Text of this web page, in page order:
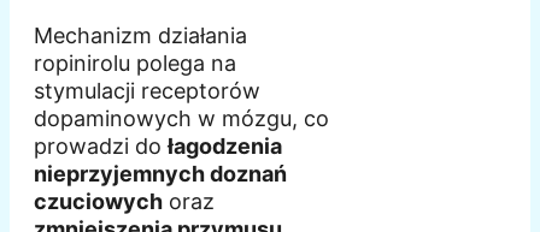
Mechanizm działania
ropinirolu polega na
stymulacji receptorów
dopaminowych w mózgu, co
prowadzi dołagodzenia
nieprzyjemnych doznań
czuciowych oraz